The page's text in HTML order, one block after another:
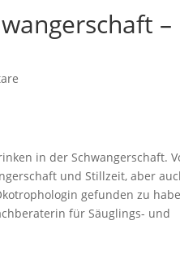
–
in der Schwangerschaft.
und Stillzeit, aber
gefunden zu
für Säuglings- und